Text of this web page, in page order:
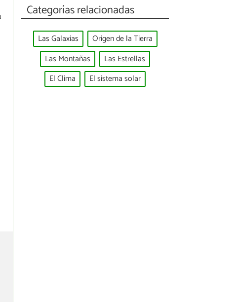
Categorías relacionadas
Las Galaxias
Origen de la Tierra
Las Montañas
Las Estrellas
El Clima
El sistema solar